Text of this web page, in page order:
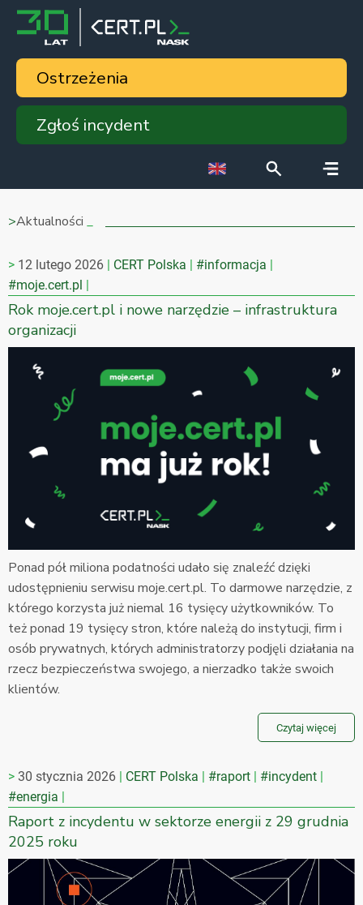
Ostrzeżenia
Zgłoś incydent
Aktualności
12 lutego 2026 CERT Polska
#informacja
#moje.cert.pl
Rok moje.cert.pl i nowe narzędzie – infrastruktura
organizacji
Ponad pół miliona podatności udało się znaleźć dzięki
udostępnieniu serwisu moje.cert.pl. To darmowe narzędzie, z
którego korzysta już niemal 16 tysięcy użytkowników. To
też ponad 19 tysięcy stron, które należą do instytucji, firm i
osób prywatnych, których administratorzy podjęli działania na
rzecz bezpieczeństwa swojego, a nierzadko także swoich
klientów.
Czytaj więcej
30 stycznia 2026 CERT Polska #raport
#incydent
#energia
Raport z incydentu w sektorze energii z 29 grudnia
2025 roku